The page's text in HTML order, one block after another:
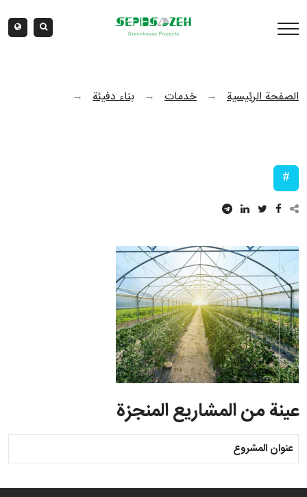
الصفحة الرئيسية → خدمات → بناء دفيئة →
#
عينة من المشاريع المنجزة
عنوان المشروع